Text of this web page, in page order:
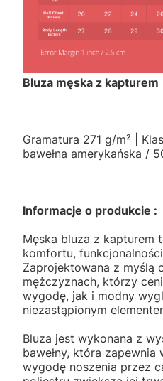
Bluza męska z
Gramatura 271 g/m² |
bawełna amerykańska /
Informacje o produkcie :
Męska bluza z kapturem
komfortu,
Zaprojektowana z myślą
mężczyznach, którzy
wygodę, jak i modny
niezastąpionym
Bluza jest wykonana z
bawełny, która
wygodę noszenia przez